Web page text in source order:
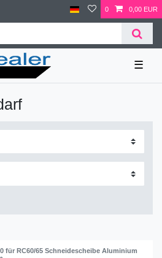
0 0,00 EUR
☰
für RC60/65 Schneidescheibe Aluminium